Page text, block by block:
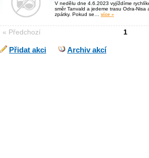
V nedělu dne 4.6.2023 vyjíždíme
směr Tanvald a jedeme trasu Odra-Nisa
zpátky. Pokud se… více »
« Předchozí 1
Přidat akci Archiv akcí